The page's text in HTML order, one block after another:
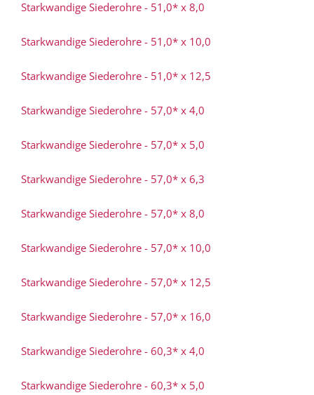
Starkwandige Siederohre - 51,0* x 8,0
Starkwandige Siederohre - 51,0* x 10,0
Starkwandige Siederohre - 51,0* x 12,5
Starkwandige Siederohre - 57,0* x 4,0
Starkwandige Siederohre - 57,0* x 5,0
Starkwandige Siederohre - 57,0* x 6,3
Starkwandige Siederohre - 57,0* x 8,0
Starkwandige Siederohre - 57,0* x 10,0
Starkwandige Siederohre - 57,0* x 12,5
Starkwandige Siederohre - 57,0* x 16,0
Starkwandige Siederohre - 60,3* x 4,0
Starkwandige Siederohre - 60,3* x 5,0